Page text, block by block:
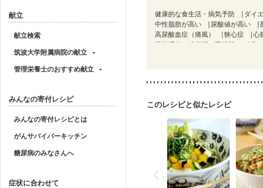
献立
献立検索
筑波大学附属病院の献立
管理栄養士のおすすめ献立
みんなの寄付レシピ
みんなの寄付レシピとは
がんサバイバーキッチン
糖尿病のみなさんへ
症状に合わせて
健康的な食生活・病気予防 ダイ
中性脂肪が高い
尿酸値が高い
高尿酸血症（痛風）
狭心症 心
慢性膵炎（移行期・寛解期）
非
妊婦健診・体重増加が気になる（
産後（ミルク）
骨折
このレシピと似たレシピ